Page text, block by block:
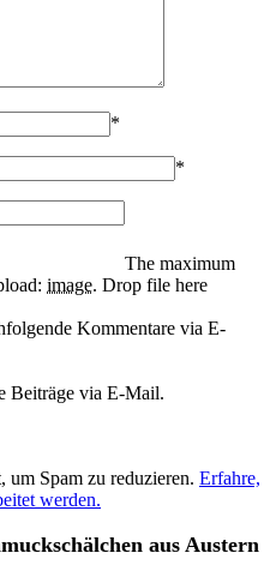
*
*
The maximum
image. Drop file here
Kommentare via E-
Beiträge via E-Mail.
um Spam zu reduzieren. Erfahre,
werden.
aus Austern